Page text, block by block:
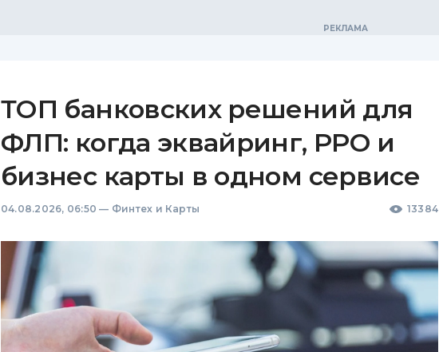
ТОП банковских решений для
ФЛП: когда эквайринг, РРО и
бизнес карты в одном сервисе
04.08.2026, 06:50 — Финтех и Карты 13384